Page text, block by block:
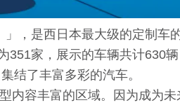
，是西日本最大级的定制车
351家，展示的车辆共计630
结了丰富多彩的汽车。
内容丰富的区域。因为成为